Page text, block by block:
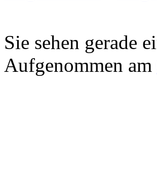
Sie sehen gerade
Aufgenommen am